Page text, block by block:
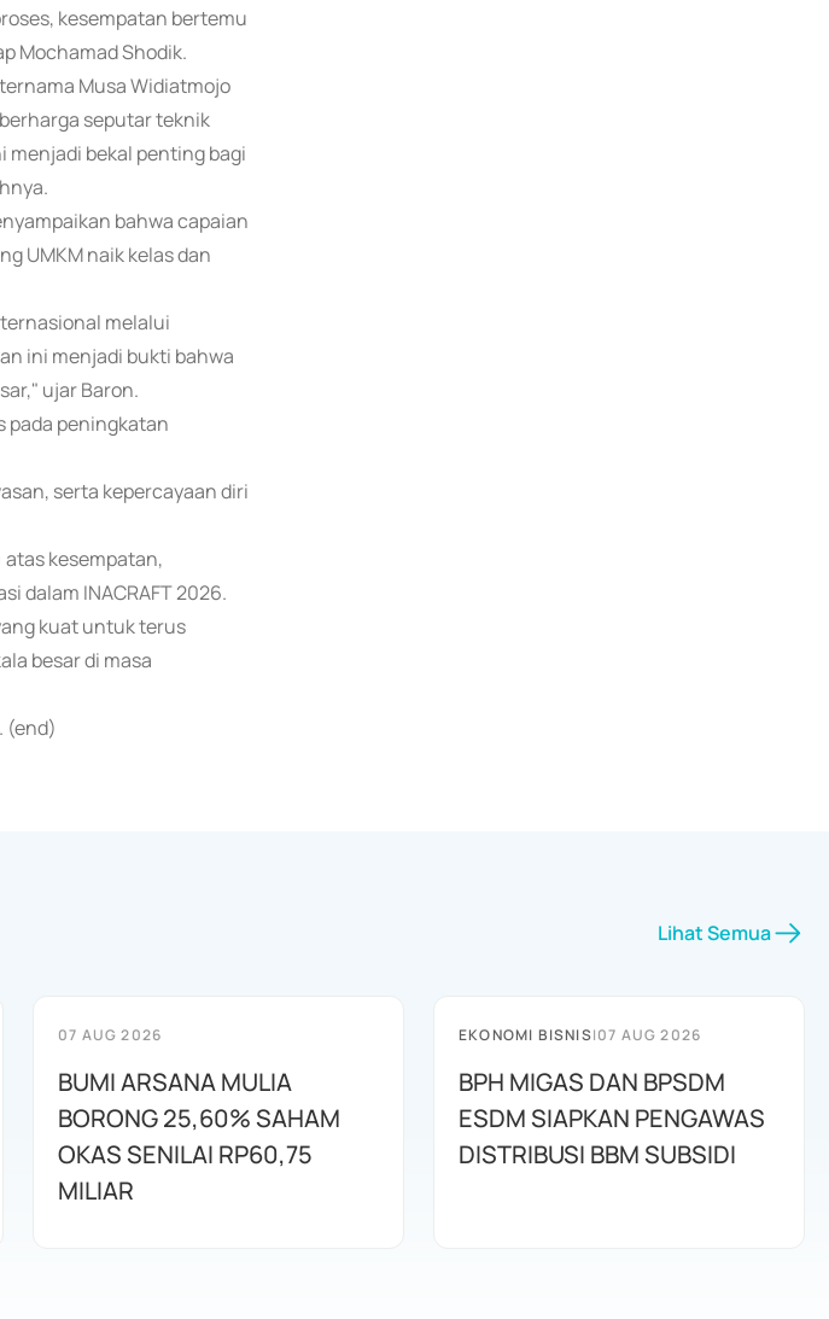
kesempatan bertemu
Mochamad Shodik.
Musa Widiatmojo
seputar teknik
menjadi bekal penting bagi
bahwa capaian
UMKM naik kelas dan
melalui
ini menjadi bukti bahwa
ujar Baron.
pada peningkatan
serta kepercayaan diri
atas kesempatan,
dalam INACRAFT 2026.
kuat untuk terus
besar di masa
(end)
Lihat Semua
07 AUG 2026
BUMI ARSANA MULIA
BORONG 25,60% SAHAM
OKAS SENILAI RP60,75
MILIAR
EKONOMI BISNIS|07 AUG 2026
BPH MIGAS DAN BPSDM
ESDM SIAPKAN PENGAWAS
DISTRIBUSI BBM SUBSIDI